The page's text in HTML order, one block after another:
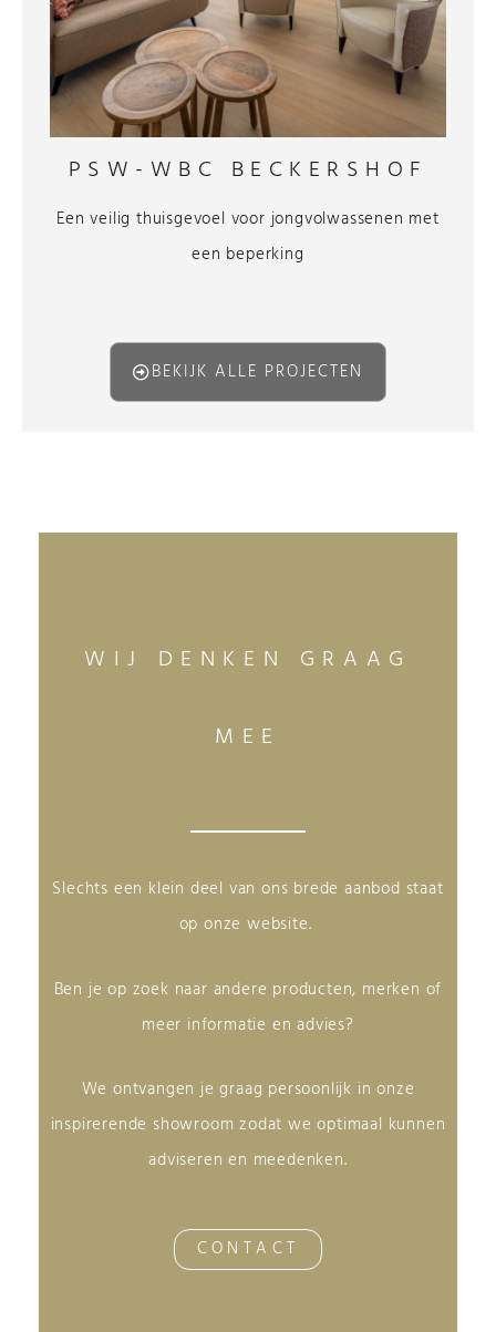
PSW-WBC BECKERSHOF
Een veilig thuisgevoel voor jongvolwassenen met
een beperking
BEKIJK ALLE PROJECTEN
WIJ DENKEN GRAAG
MEE
Slechts een klein deel van ons brede aanbod staat
op onze website.
Ben je op zoek naar andere producten, merken of
meer informatie en advies?
We ontvangen je graag persoonlijk in onze
inspirerende showroom zodat we optimaal kunnen
adviseren en meedenken.
CONTACT